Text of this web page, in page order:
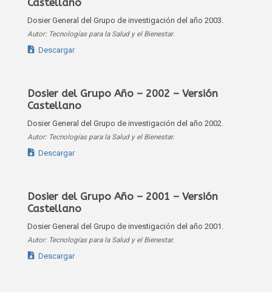
Castellano
Dosier General del Grupo de investigación del año 2003.
Autor: Tecnologías para la Salud y el Bienestar.
Descargar
Dosier del Grupo Año – 2002 – Versión
Castellano
Dosier General del Grupo de investigación del año 2002.
Autor: Tecnologías para la Salud y el Bienestar.
Descargar
Dosier del Grupo Año – 2001 – Versión
Castellano
Dosier General del Grupo de investigación del año 2001.
Autor: Tecnologías para la Salud y el Bienestar.
Descargar